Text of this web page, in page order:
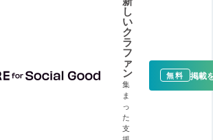
し
い
ク
ラ
フ
ァ
ン
集
ま
っ
た
支
無料 掲載